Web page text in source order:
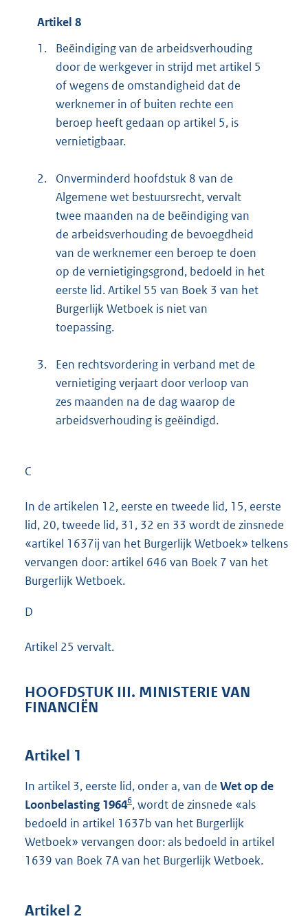
Artikel 8
1.
Beëindiging van de arbeidsverhouding
door de werkgever in strijd met artikel 5
of wegens de omstandigheid dat de
werknemer in of buiten rechte een
beroep heeft gedaan op artikel 5, is
vernietigbaar.
2.
Onverminderd hoofdstuk 8 van de
Algemene wet bestuursrecht, vervalt
twee maanden na de beëindiging van
de arbeidsverhouding de bevoegdheid
van de werknemer een beroep te doen
op de vernietigingsgrond, bedoeld in het
eerste lid. Artikel 55 van Boek 3 van het
Burgerlijk Wetboek is niet van
toepassing.
3.
Een rechtsvordering in verband met de
vernietiging verjaart door verloop van
zes maanden na de dag waarop de
arbeidsverhouding is geëindigd.
C
In de artikelen 12, eerste en tweede lid, 15, eerste
lid, 20, tweede lid, 31, 32 en 33 wordt de zinsnede
«artikel 1637ij van het Burgerlijk Wetboek» telkens
vervangen door: artikel 646 van Boek 7 van het
Burgerlijk Wetboek.
D
Artikel 25 vervalt.
HOOFDSTUK III. MINISTERIE VAN
FINANCIËN
Artikel 1
In artikel 3, eerste lid, onder a, van de Wet op de
Loonbelasting 19646, wordt de zinsnede «als
bedoeld in artikel 1637b van het Burgerlijk
Wetboek» vervangen door: als bedoeld in artikel
1639 van Boek 7A van het Burgerlijk Wetboek.
Artikel 2